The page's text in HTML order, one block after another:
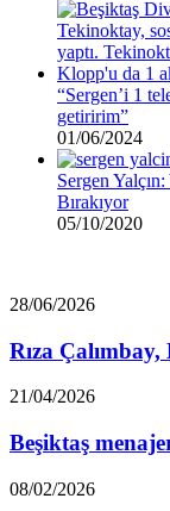
“Sergen’i 1
getiririm”
01/06/2024
Sergen
Bırakıyor
05/10/2020
Rıza
Hasan
Arat’a
ateş
28/06/2026
Rıza
Beşiktaş
transfer
etmiş!
21/04/2026
Beşiktaş
Beşiktaş’tan
08/02/2026